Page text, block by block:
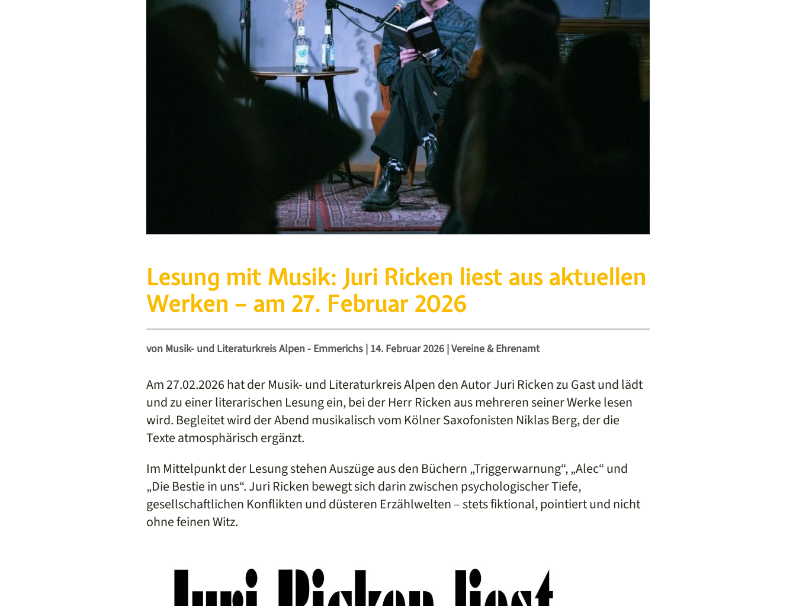
Lesung mit Musik: Juri Ricken liest aus aktuellen
Werken – am 27. Februar 2026
von Musik- und Literaturkreis Alpen - Emmerichs | 14. Februar 2026 |Vereine & Ehrenamt
Am 27.02.2026 hat der Musik- und Literaturkreis Alpen den Autor Juri Ricken zu Gast und lädt
und zu einer literarischen Lesung ein, bei der Herr Ricken aus mehreren seiner Werke lesen
wird. Begleitet wird der Abend musikalisch vom Kölner Saxofonisten Niklas Berg, der die
Texte atmosphärisch ergänzt.
Im Mittelpunkt der Lesung stehen Auszüge aus den Büchern „Triggerwarnung“, „Alec“ und
„Die Bestie in uns“. Juri Ricken bewegt sich darin zwischen psychologischer Tiefe,
gesellschaftlichen Konflikten und düsteren Erzählwelten – stets fiktional, pointiert und nicht
ohne feinen Witz.